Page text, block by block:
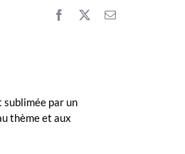
sublimée par un
thème et aux